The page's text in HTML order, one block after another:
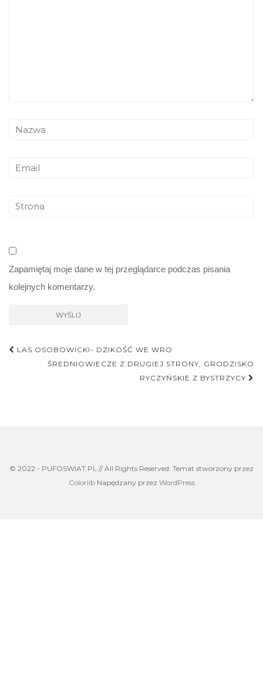
Zapamiętaj moje dane w tej przeglądarce podczas pisania
kolejnych komentarzy.
Nawigacja
postu
LAS OSOBOWICKI- DZIKOŚĆ WE WRO
ŚREDNIOWIECZE Z DRUGIEJ STRONY, GRODZISKO
RYCZYŃSKIE Z BYSTRZYCY
© 2022 - PUFOSWIAT.PL // All Rights Reserved. Temat stworzony przez
ColorlibNapędzany przez WordPress